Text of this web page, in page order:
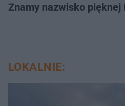
Znamy nazwisko pięknej
LOKALNIE: